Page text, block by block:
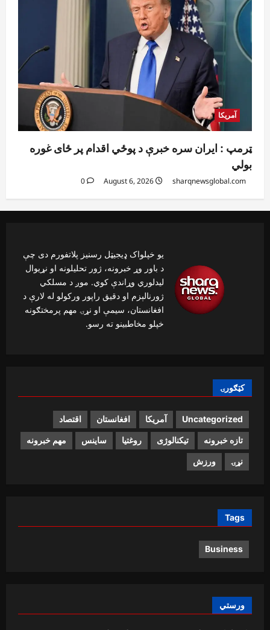
آمریکا
ټرمپ : ایران سره خبرې د پوځي اقدام پر ځای غوره
بولي
sharqnewsglobal.com
0
یو خپلواک ډیجیټل رسنیز پلاتفورم دی چې
د باور وړ خبرونه، ژور تحلیلونه او نړیوال
لیدلوري وړاندې کوي. موږ د مسلکي
ژورنالېزم او دقیق راپور ورکولو له لارې د
افغانستان، سیمې او نړۍ مهم پرمختګونه
خپلو مخاطبینو ته رسو.
کټګورۍ
Uncategorized آمریکا افغانستان اقتصاد
تازه خبرونه تیکنالوژی روغتیا ساینس مهم خبرونه
نړۍ ورزش
Tags
Business
ورستي